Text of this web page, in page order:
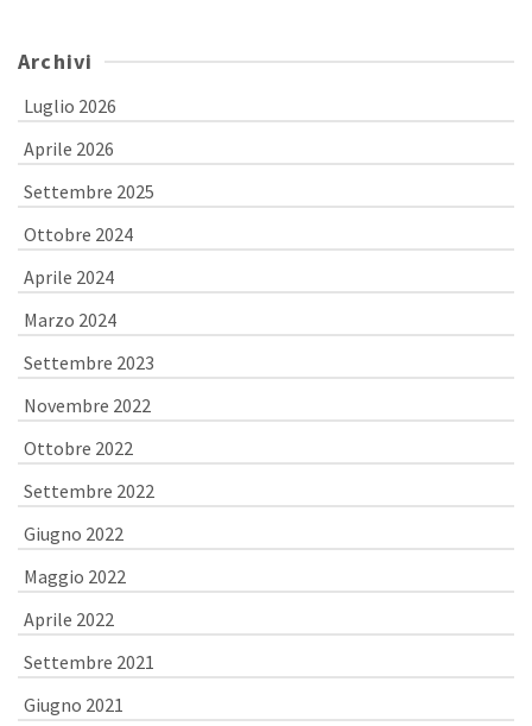
Archivi
Luglio 2026
Aprile 2026
Settembre 2025
Ottobre 2024
Aprile 2024
Marzo 2024
Settembre 2023
Novembre 2022
Ottobre 2022
Settembre 2022
Giugno 2022
Maggio 2022
Aprile 2022
Settembre 2021
Giugno 2021